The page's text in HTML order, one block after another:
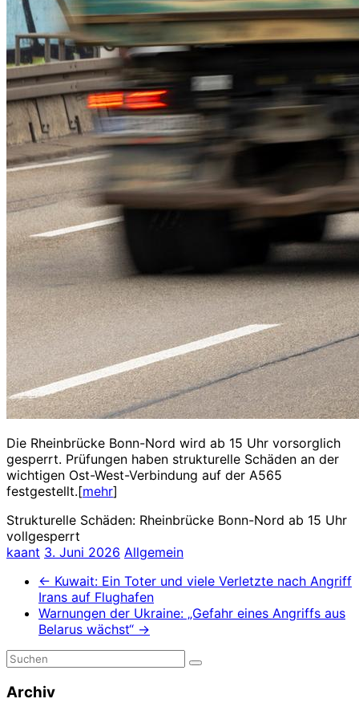
Die Rheinbrücke Bonn-Nord wird ab 15 Uhr vorsorglich
gesperrt. Prüfungen haben strukturelle Schäden an der
wichtigen Ost-West-Verbindung auf der A565
festgestellt.[mehr]
Strukturelle Schäden: Rheinbrücke Bonn-Nord ab 15 Uhr
vollgesperrt
kaant 3. Juni 2026 Allgemein
← Kuwait: Ein Toter und viele Verletzte nach Angriff
Irans auf Flughafen
Warnungen der Ukraine: „Gefahr eines Angriffs aus
Belarus wächst“ →
Archiv